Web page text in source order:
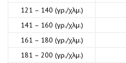
121 – 140 (γρ./χλμ.)
141 – 160 (γρ./χλμ.)
161 – 180 (γρ./χλμ.)
181 – 200 (γρ./χλμ.)